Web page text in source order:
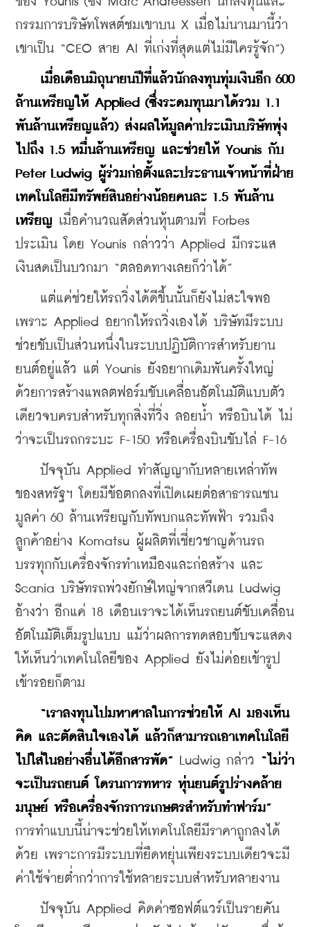
กรรมการบริษัทโพสต์ชมเขาบน X เมื่อไม่นานมานี้ว่า
เขาเป็น “CEO สาย AI ที่เก่งที่สุดแต่ไม่มีใครรู้จัก”)
เมื่อเดือนมิถุนายนปีที่แล้วนักลงทุนทุ่มเงินอีก 600
ล้านเหรียญให้ Applied (ซึ่งระดมทุนมาได้รวม 1.1
พันล้านเหรียญแล้ว) ส่งผลให้มูลค่าประเมินบริษัทพุ่ง
ไปถึง 1.5 หมื่นล้านเหรียญ และช่วยให้ Younis กับ
Peter Ludwig ผู้ร่วมก่อตั้งและประธานเจ้าหน้าที่ฝ่าย
เทคโนโลยีมีทรัพย์สินอย่างน้อยคนละ 1.5 พันล้าน
เหรียญ เมื่อคำนวณสัดส่วนหุ้นตามที่ Forbes
ประเมิน โดย Younis กล่าวว่า Applied มีกระแส
เงินสดเป็นบวกมา “ตลอดทางเลยก็ว่าได้”
แต่แค่ช่วยให้รถวิ่งได้ดีขึ้นนั้นก็ยังไม่สะใจพอ
เพราะ Applied อยากให้รถวิ่งเองได้ บริษัทมีระบบ
ช่วยขับเป็นส่วนหนึ่งในระบบปฏิบัติการสำหรับยาน
ยนต์อยู่แล้ว แต่ Younis ยังอยากเดิมพันครั้งใหญ่
ด้วยการสร้างแพลตฟอร์มขับเคลื่อนอัตโนมัติแบบตัว
เดียวจบครบสำหรับทุกสิ่งที่วิ่ง ลอยน้ำ หรือบินได้ ไม่
ว่าจะเป็นรถกระบะ F-150 หรือเครื่องบินขับไล่ F-16
ปัจจุบัน Applied ทำสัญญากับหลายเหล่าทัพ
ของสหรัฐฯ โดยมีข้อตกลงที่เปิดเผยต่อสาธารณชน
มูลค่า 60 ล้านเหรียญกับทัพบกและทัพฟ้า รวมถึง
ลูกค้าอย่าง Komatsu ผู้ผลิตที่เชี่ยวชาญด้านรถ
บรรทุกกับเครื่องจักรทำเหมืองและก่อสร้าง และ
Scania บริษัทรถพ่วงยักษ์ใหญ่จากสวีเดน Ludwig
อ้างว่า อีกแค่ 18 เดือนเราจะได้เห็นรถยนต์ขับเคลื่อน
อัตโนมัติเต็มรูปแบบ แม้ว่าผลการทดสอบขับจะแสดง
ให้เห็นว่าเทคโนโลยีของ Applied ยังไม่ค่อยเข้ารูป
เข้ารอยก็ตาม
“เราลงทุนไปมหาศาลในการช่วยให้ AI มองเห็น
คิด และตัดสินใจเองได้ แล้วก็สามารถเอาเทคโนโลยี
ไปใส่ในอย่างอื่นได้อีกสารพัด” Ludwig กล่าว “ไม่ว่า
จะเป็นรถยนต์ โดรนการทหาร หุ่นยนต์รูปร่างคล้าย
มนุษย์ หรือเครื่องจักรการเกษตรสำหรับทำฟาร์ม”
การทำแบบนี้น่าจะช่วยให้เทคโนโลยีมีราคาถูกลงได้
ด้วย เพราะการมีระบบที่ยืดหยุ่นเพียงระบบเดียวจะมี
ค่าใช้จ่ายต่ำกว่าการใช้หลายระบบสำหรับหลายงาน
ปัจจุบัน Applied คิดค่าซอฟต์แวร์เป็นรายคัน